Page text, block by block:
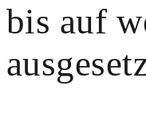
bis auf